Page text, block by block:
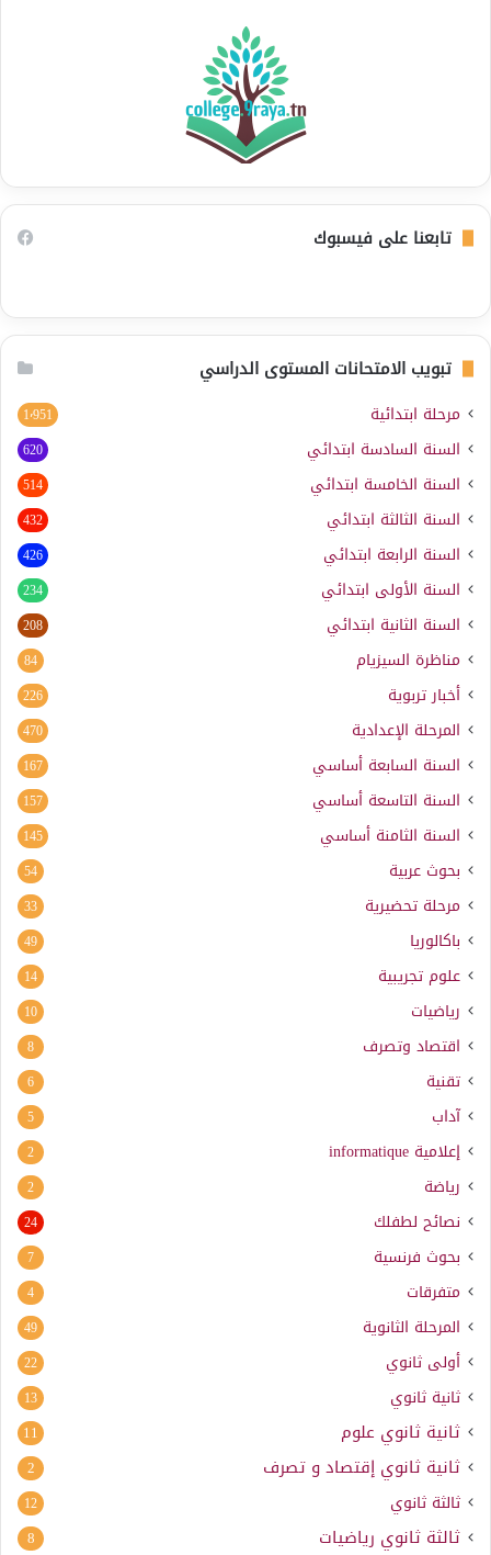
تابعنا على فيسبوك
تبويب الامتحانات المستوى الدراسي
مرحلة ابتدائية 1٬951
السنة السادسة ابتدائي 620
السنة الخامسة ابتدائي 514
السنة الثالثة ابتدائي 432
السنة الرابعة ابتدائي 426
السنة الأولى ابتدائي 234
السنة الثانية ابتدائي 208
مناظرة السيزيام 84
أخبار تربوية 226
المرحلة الإعدادية 470
السنة السابعة أساسي 167
السنة التاسعة أساسي 157
السنة الثامنة أساسي 145
بحوث عربية 54
مرحلة تحضيرية 33
باكالوريا 49
علوم تجريبية 14
رياضيات 10
اقتصاد وتصرف 8
تقنية 6
آداب 5
إعلامية informatique
2
رياضة 2
نصائح لطفلك 24
بحوث فرنسية 7
متفرقات 4
المرحلة الثانوية 49
أولى ثانوي 22
ثانية ثانوي 13
ثانية ثانوي علوم 11
ثانية ثانوي إقتصاد و تصرف 2
ثالثة ثانوي 12
ثالثة ثانوي رياضيات 8